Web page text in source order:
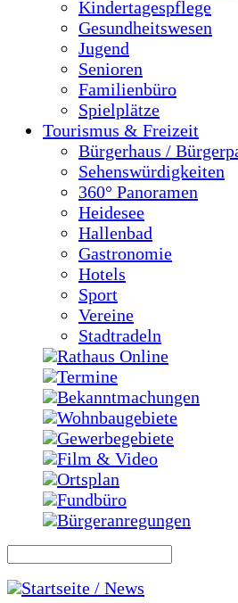
Kindertagespflege
Gesundheitswesen
Jugend
Senioren
Familienbüro
Spielplätze
Tourismus & Freizeit
Bürgerhaus /
Sehenswürdigkeiten
360° Panoramen
Heidesee
Hallenbad
Gastronomie
Hotels
Sport
Vereine
Stadtradeln
Rathaus Online
Termine
Bekanntmachungen
Wohnbaugebiete
Gewerbegebiete
Film & Video
Ortsplan
Fundbüro
Bürgeranregungen
Startseite / News